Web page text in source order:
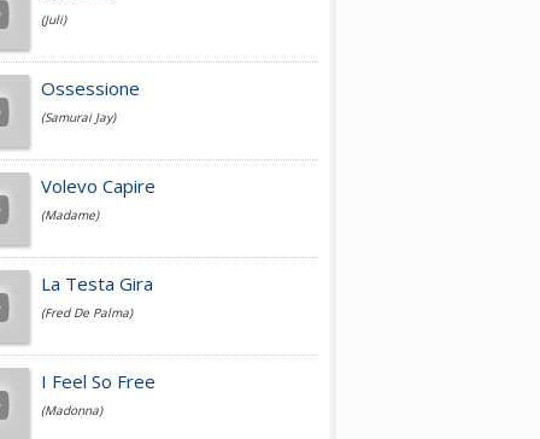
Cesare Cremonini
Jovanotti
Fedez
Simone Cristicchi
(Juli)
Ossessione
(Samurai Jay)
Volevo Capire
(Madame)
La Testa Gira
(Fred De Palma)
I Feel So Free
(Madonna)